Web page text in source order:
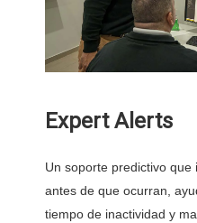
Expert Alerts
Un soporte predictivo
antes de que ocurran,
tiempo de inactividad y